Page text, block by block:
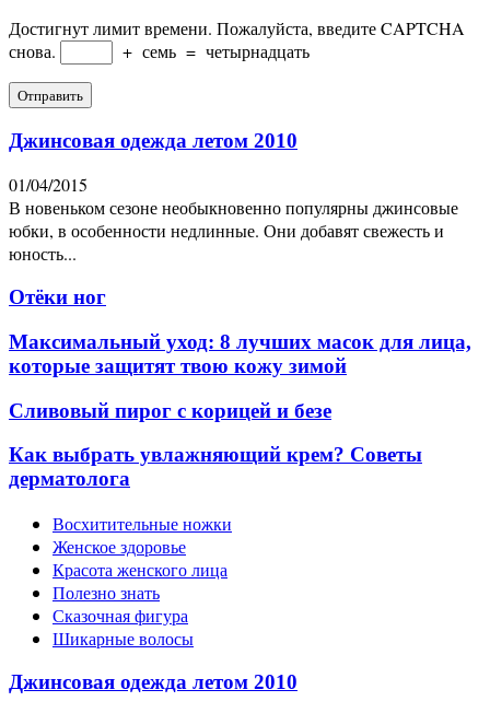
Достигнут лимит времени. Пожалуйста, введите CAPTCHA
снова.
+ семь = четырнадцать
Джинсовая одежда летом 2010
01/04/2015
В новеньком сезоне необыкновенно популярны джинсовые
юбки, в особенности недлинные. Они добавят свежесть и
юность...
Отёки ног
Максимальный уход: 8 лучших масок для лица,
которые защитят твою кожу зимой
Сливовый пирог c корицей и безе
Как выбрать увлажняющий крем? Советы
дерматолога
Восхитительные ножки
Женское здоровье
Красота женского лица
Полезно знать
Сказочная фигура
Шикарные волосы
Джинсовая одежда летом 2010